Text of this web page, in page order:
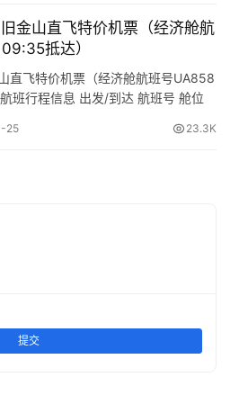
金山直飞特价机票（经济舱航
抵达）
直飞特价机票（经济舱航班号UA858
班行程信息 出发/到达 航班号 舱位
Time) 出发(TakeOff)…
25 23.3K
提交